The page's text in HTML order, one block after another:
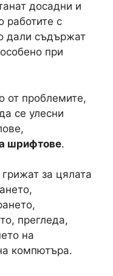
досадни и
работите с
дали съдържат
при
от проблемите,
се улесни
шрифтове.
за цялата
прегледа,
на
компютъра.